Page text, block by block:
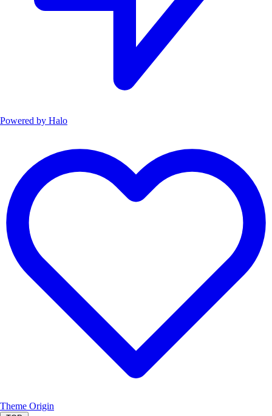
Powered by Halo
Theme Origin